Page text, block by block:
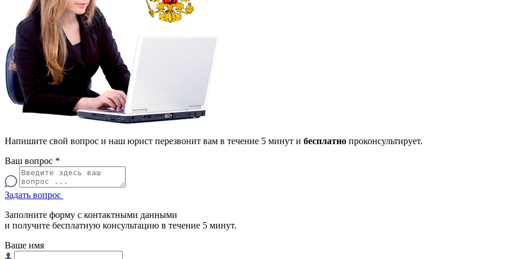
Напишите свой вопрос и наш юрист перезвонит вам в течение 5 минут и бесплатно проконсультирует.
Ваш вопрос *
Задать вопрос
Заполните форму с контактными данными
и получите бесплатную консультацию в течение 5 минут.
Ваше имя